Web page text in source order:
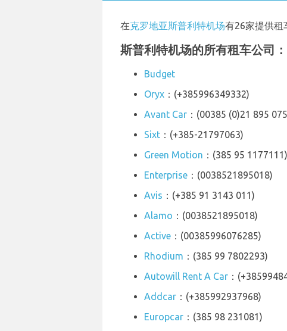
在克罗地亚斯普利特机场有26家提供租
斯普利特机场的所有租车公司：
Budget
Oryx ：(+385996349332)
Avant Car ：(00385 (0)21 895
Sixt ：(+385-21797063)
Green Motion ：(385 95 1177111)
Enterprise ：(0038521895018)
Avis ：(+385 91 3143 011)
Alamo ：(0038521895018)
Active ：(00385996076285)
Rhodium ：(385 99 7802293)
Autowill Rent A Car ：
Addcar ：(+385992937968)
Europcar ：(385 98 231081)